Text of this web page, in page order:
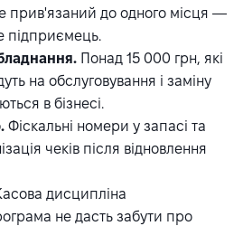
прив'язаний до одного місця —
підприємець.
Понад 15 000 грн, які
на обслуговування і заміну
в бізнесі.
Фіскальні номери у запасі та
чеків після відновлення
дисципліна
не дасть забути про